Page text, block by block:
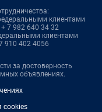
клиентами
7 982 640 34 32
клиентами
910 402 4056
за достоверность
объявлениях.
cookies